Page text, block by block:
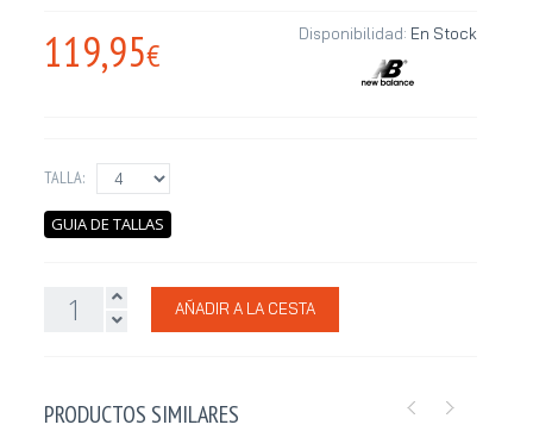
119,95€
Disponibilidad: En Stock
TALLA:
GUIA DE TALLAS
AÑADIR A LA CESTA
PRODUCTOS SIMILARES